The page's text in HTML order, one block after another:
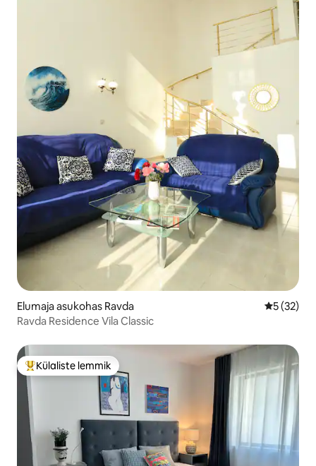
Elumaja asukohas Ravda Keskmine
5 (32)
Ravda Residence Vila Classic
Külaliste suur lemmik
Külaliste lemmik